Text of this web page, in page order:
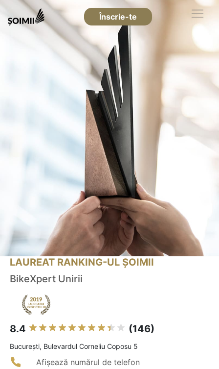
Înscrie-te
LAUREAT RANKING-UL ȘOIMII
BikeXpert Unirii
8.4 (146)
Bucureşti, Bulevardul Corneliu Coposu 5
Afișează numărul de telefon